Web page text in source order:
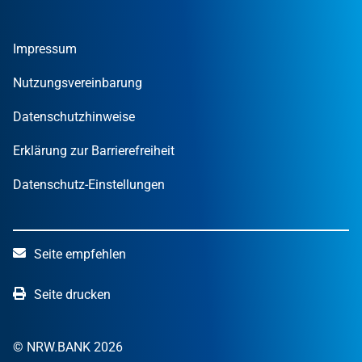
Finanzpublikationen
Öffentliche Kunden
STARTERCENTER NRW
NRW.Venture
Impressum
Nutzungsvereinbarung
Datenschutzhinweise
Erklärung zur Barrierefreiheit
Datenschutz-Einstellungen
Seite empfehlen
Seite drucken
© NRW.BANK 2026